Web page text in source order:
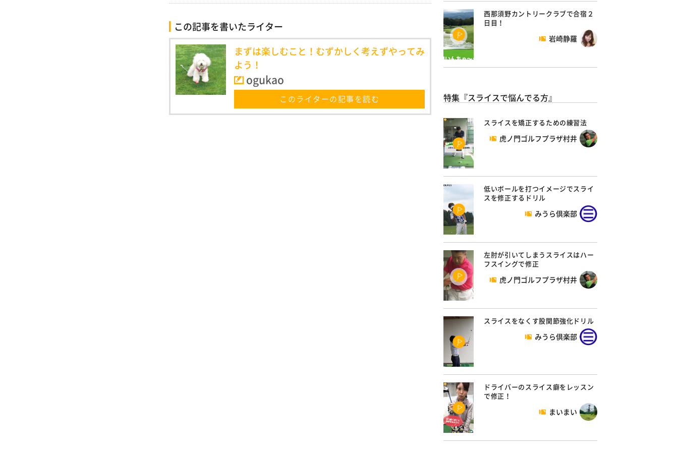
この記事を書いたライター
まずは楽しむこと！むずかしく考えずやってみ
よう！
ogukao
このライターの記事を読む
西那須野カントリークラブで合宿２
日目！
岩崎静羅
特集『スライスで悩んでる方』
スライスを矯正するための練習法
虎ノ門ゴルフプラザ村井
低いボールを打つイメージでスライ
スを修正するドリル
みうら倶楽部
左肘が引いてしまうスライスはハー
フスイングで修正
虎ノ門ゴルフプラザ村井
スライスをなくす股関節強化ドリル
みうら倶楽部
ドライバーのスライス癖をレッスン
で修正！
まいまい